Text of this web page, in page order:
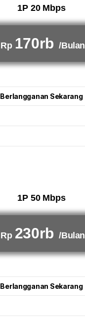
1P 20 Mbps
Rp 170rb /Bulan
Berlangganan Sekarang
1P 50 Mbps
Rp 230rb /Bulan
Berlangganan Sekarang